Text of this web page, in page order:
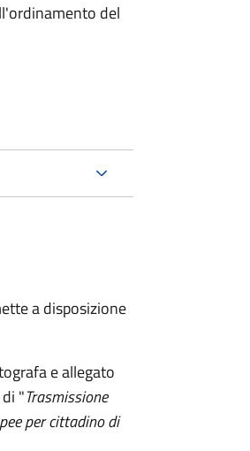
del
a disposizione
e allegato
"Trasmissione
per cittadino di